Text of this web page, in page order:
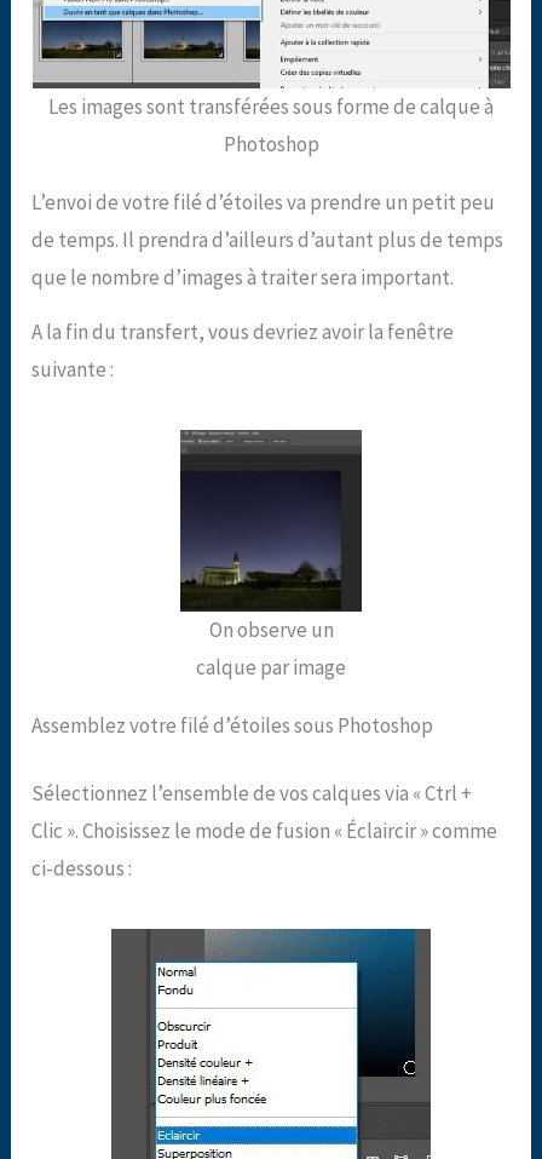
Les images sont transférées sous forme de calque à
Photoshop
L’envoi de votre filé d’étoiles va prendre un petit peu
de temps. Il prendra d’ailleurs d’autant plus de temps
que le nombre d’images à traiter sera important.
A la fin du transfert, vous devriez avoir la fenêtre
suivante :
On observe un
calque par image
Assemblez votre filé d’étoiles sous Photoshop
Sélectionnez l’ensemble de vos calques via « Ctrl +
Clic ». Choisissez le mode de fusion « Éclaircir » comme
ci-dessous :